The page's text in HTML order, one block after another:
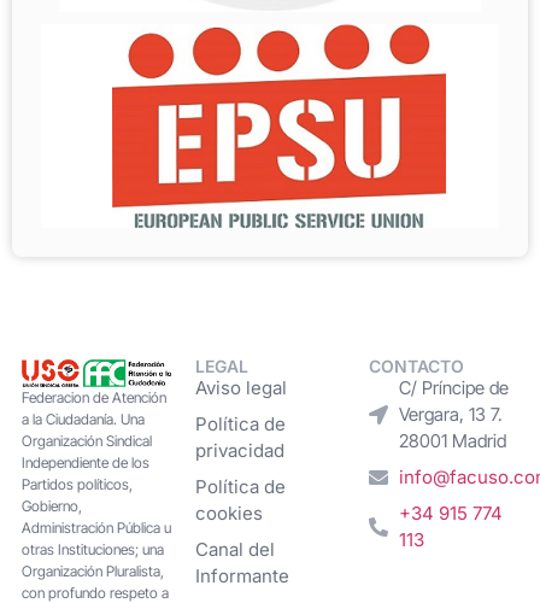
Federacion de Atención
a la Ciudadanía. Una
Organización Sindical
Independiente de los
Partidos políticos,
Gobierno,
Administración Pública u
otras Instituciones; una
Organización Pluralista,
con profundo respeto a
LEGAL
Aviso legal
Política de
privacidad
Política de
cookies
Canal del
Informante
CONTACTO
C/ Príncipe de
Vergara, 13 7.
28001 Madrid
+34 915 774
113